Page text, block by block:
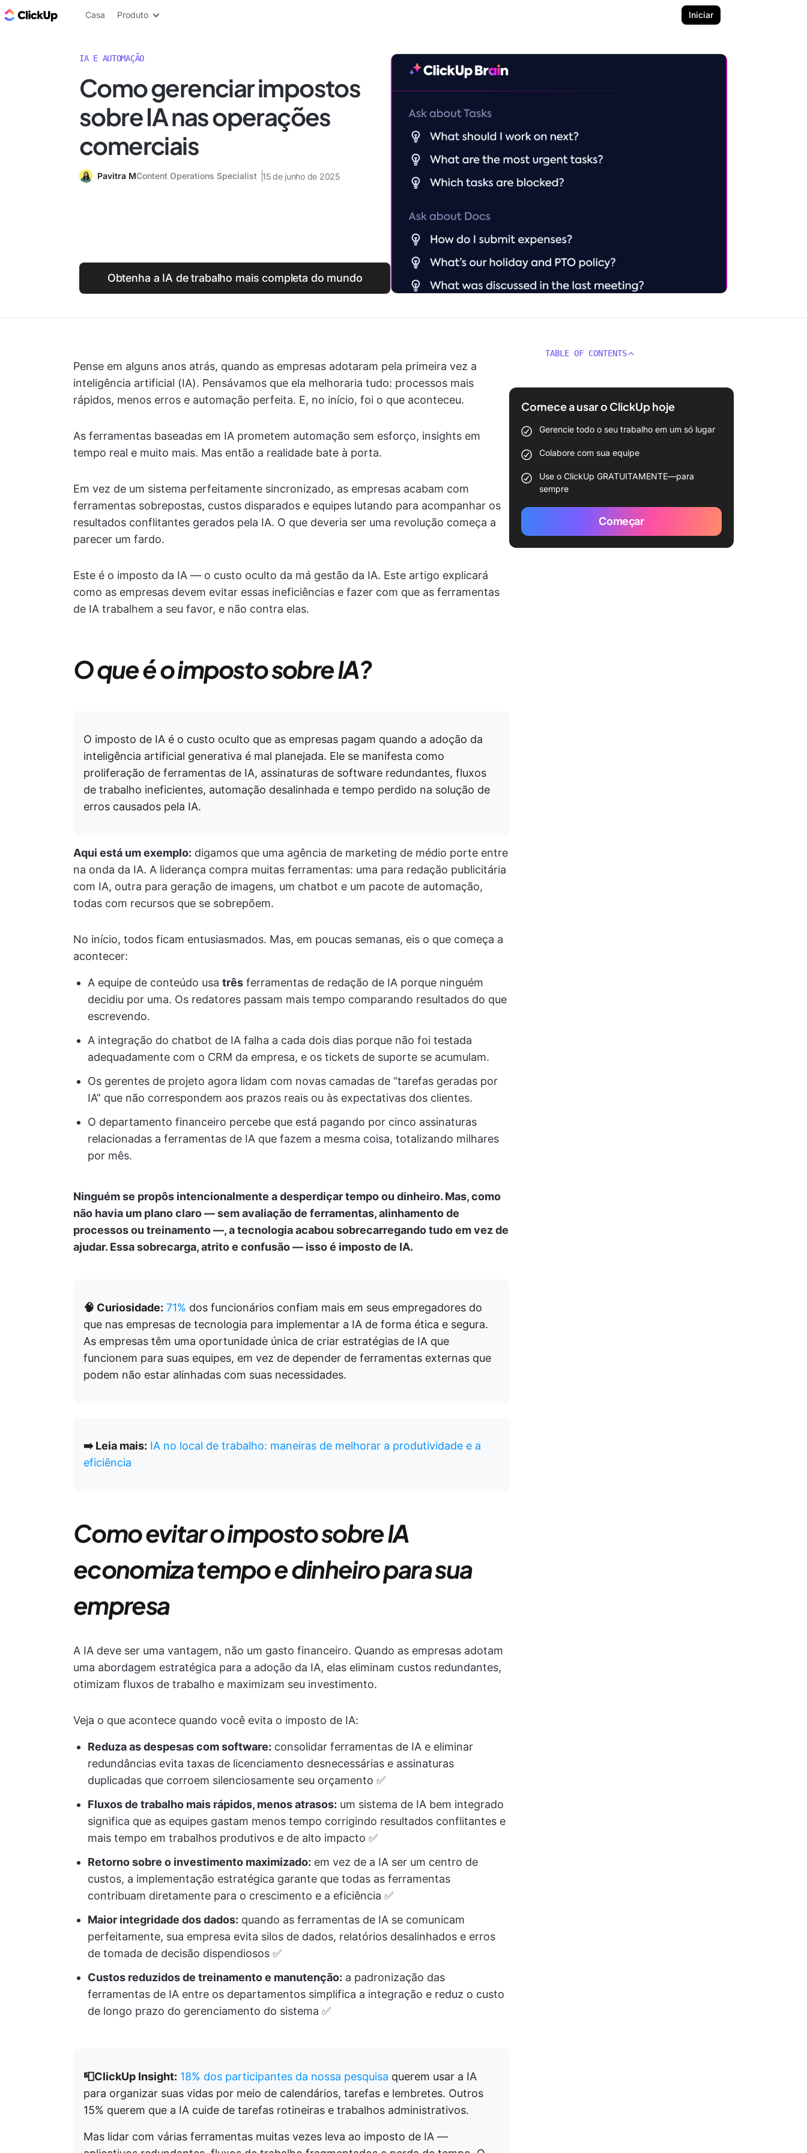
ClickUp Blogue
Casa Produto Iniciar
IA E AUTOMAÇÃO
Como gerenciar impostos
sobre IA nas operações
comerciais
Pavitra MContent Operations Specialist 15 de junho de 2025
Obtenha a IA de trabalho mais completa do mundo
Pense em alguns anos atrás, quando as empresas adotaram pela primeira vez a
inteligência artificial (IA). Pensávamos que ela melhoraria tudo: processos mais
rápidos, menos erros e automação perfeita. E, no início, foi o que aconteceu.
As ferramentas baseadas em IA prometem automação sem esforço, insights em
tempo real e muito mais. Mas então a realidade bate à porta.
Em vez de um sistema perfeitamente sincronizado, as empresas acabam com
ferramentas sobrepostas, custos disparados e equipes lutando para acompanhar os
resultados conflitantes gerados pela IA. O que deveria ser uma revolução começa a
parecer um fardo.
Este é o imposto da IA — o custo oculto da má gestão da IA. Este artigo explicará
como as empresas devem evitar essas ineficiências e fazer com que as ferramentas
de IA trabalhem a seu favor, e não contra elas.
O que é o imposto sobre IA?
O imposto de IA é o custo oculto que as empresas pagam quando a adoção da
inteligência artificial generativa é mal planejada. Ele se manifesta como
proliferação de ferramentas de IA, assinaturas de software redundantes, fluxos
de trabalho ineficientes, automação desalinhada e tempo perdido na solução de
erros causados pela IA.
Aqui está um exemplo: digamos que uma agência de marketing de médio porte entre
na onda da IA. A liderança compra muitas ferramentas: uma para redação publicitária
com IA, outra para geração de imagens, um chatbot e um pacote de automação,
todas com recursos que se sobrepõem.
No início, todos ficam entusiasmados. Mas, em poucas semanas, eis o que começa a
acontecer:
A equipe de conteúdo usa três ferramentas de redação de IA porque ninguém
decidiu por uma. Os redatores passam mais tempo comparando resultados do que
escrevendo.
A integração do chatbot de IA falha a cada dois dias porque não foi testada
adequadamente com o CRM da empresa, e os tickets de suporte se acumulam.
Os gerentes de projeto agora lidam com novas camadas de “tarefas geradas por
IA” que não correspondem aos prazos reais ou às expectativas dos clientes.
O departamento financeiro percebe que está pagando por cinco assinaturas
relacionadas a ferramentas de IA que fazem a mesma coisa, totalizando milhares
por mês.
Ninguém se propôs intencionalmente a desperdiçar tempo ou dinheiro. Mas, como
não havia um plano claro — sem avaliação de ferramentas, alinhamento de
processos ou treinamento —, a tecnologia acabou sobrecarregando tudo em vez de
ajudar. Essa sobrecarga, atrito e confusão — isso é imposto de IA.
🧠 Curiosidade: 71% dos funcionários confiam mais em seus empregadores do
que nas empresas de tecnologia para implementar a IA de forma ética e segura.
As empresas têm uma oportunidade única de criar estratégias de IA que
funcionem para suas equipes, em vez de depender de ferramentas externas que
podem não estar alinhadas com suas necessidades.
➡️ Leia mais: IA no local de trabalho: maneiras de melhorar a produtividade e a
eficiência
Como evitar o imposto sobre IA
economiza tempo e dinheiro para sua
empresa
A IA deve ser uma vantagem, não um gasto financeiro. Quando as empresas adotam
uma abordagem estratégica para a adoção da IA, elas eliminam custos redundantes,
otimizam fluxos de trabalho e maximizam seu investimento.
Veja o que acontece quando você evita o imposto de IA:
Reduza as despesas com software: consolidar ferramentas de IA e eliminar
redundâncias evita taxas de licenciamento desnecessárias e assinaturas
duplicadas que corroem silenciosamente seu orçamento ✅
Fluxos de trabalho mais rápidos, menos atrasos: um sistema de IA bem integrado
significa que as equipes gastam menos tempo corrigindo resultados conflitantes e
mais tempo em trabalhos produtivos e de alto impacto ✅
Retorno sobre o investimento maximizado: em vez de a IA ser um centro de
custos, a implementação estratégica garante que todas as ferramentas
contribuam diretamente para o crescimento e a eficiência ✅
Maior integridade dos dados: quando as ferramentas de IA se comunicam
perfeitamente, sua empresa evita silos de dados, relatórios desalinhados e erros
de tomada de decisão dispendiosos ✅
Custos reduzidos de treinamento e manutenção: a padronização das
ferramentas de IA entre os departamentos simplifica a integração e reduz o custo
de longo prazo do gerenciamento do sistema ✅
📮ClickUp Insight: 18% dos participantes da nossa pesquisa querem usar a IA
para organizar suas vidas por meio de calendários, tarefas e lembretes. Outros
15% querem que a IA cuide de tarefas rotineiras e trabalhos administrativos.
Mas lidar com várias ferramentas muitas vezes leva ao imposto de IA —
TABLE OF CONTENTS
Comece a usar o ClickUp hoje
Gerencie todo o seu trabalho em um só lugar
Colabore com sua equipe
Use o ClickUp GRATUITAMENTE—para
sempre
Começar